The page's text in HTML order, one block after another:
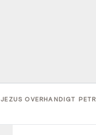
JEZUS OVERHANDIGT